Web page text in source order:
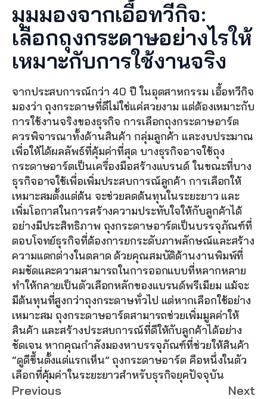
มุมมองจากเอื้อทวีกิจ:
เลือกถุงกระดาษอย่างไรให้
เหมาะกับการใช้งานจริง
จากประสบการณ์กว่า 40 ปี ในอุตสาหกรรม เอื้อทวีกิจ
มองว่า ถุงกระดาษที่ดีไม่ใช่แค่สวยงาม แต่ต้องเหมาะกับ
การใช้งานจริงของธุรกิจ การเลือกถุงกระดาษอาร์ต
ควรพิจารณาทั้งด้านสินค้า กลุ่มลูกค้า และงบประมาณ
เพื่อให้ได้ผลลัพธ์ที่คุ้มค่าที่สุด บางธุรกิจอาจใช้ถุง
กระดาษอาร์ตเป็นเครื่องมือสร้างแบรนด์ ในขณะที่บาง
ธุรกิจอาจใช้เพื่อเพิ่มประสบการณ์ลูกค้า การเลือกให้
เหมาะสมตั้งแต่ต้น จะช่วยลดต้นทุนในระยะยาว และ
เพิ่มโอกาสในการสร้างความประทับใจให้กับลูกค้าได้
อย่างมีประสิทธิภาพ ถุงกระดาษอาร์ตเป็นบรรจุภัณฑ์ที่
ตอบโจทย์ธุรกิจที่ต้องการยกระดับภาพลักษณ์และสร้าง
ความแตกต่างในตลาด ด้วยคุณสมบัติด้านงานพิมพ์ที่
คมชัดและความสามารถในการออกแบบที่หลากหลาย
ทำให้กลายเป็นตัวเลือกหลักของแบรนด์พรีเมียม แม้จะ
มีต้นทุนที่สูงกว่าถุงกระดาษทั่วไป แต่หากเลือกใช้อย่าง
เหมาะสม ถุงกระดาษอาร์ตสามารถช่วยเพิ่มมูลค่าให้
สินค้า และสร้างประสบการณ์ที่ดีให้กับลูกค้าได้อย่าง
ชัดเจน หากคุณกำลังมองหาบรรจุภัณฑ์ที่ช่วยให้สินค้า
“ดูดีขึ้นตั้งแต่แรกเห็น” ถุงกระดาษอาร์ต คือหนึ่งในตัว
เลือกที่คุ้มค่าในระยะยาวสำหรับธุรกิจยุคปัจจุบัน
Previous Next